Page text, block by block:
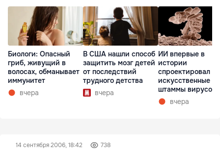
Биологи: Опасный
гриб, живущий в
волосах, обманывает
иммунитет
вчера
В США нашли способ
защитить мозг детей
от последствий
трудного детства
вчера
ИИ впервые в
истории
спроектировал
искусственные
штаммы вирусов
нулявчера
14 сентября 2006, 18:42 738